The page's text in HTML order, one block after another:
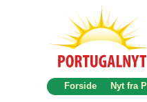
Forside Nyt fra